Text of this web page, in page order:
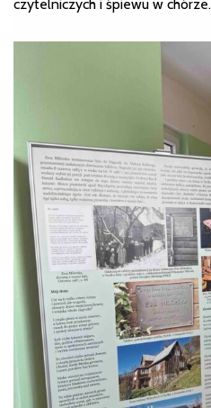
czytelniczych i śpiewu w chórze.